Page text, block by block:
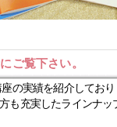
ご覧下さい。
の実績を紹介してお
も充実したラインナッ